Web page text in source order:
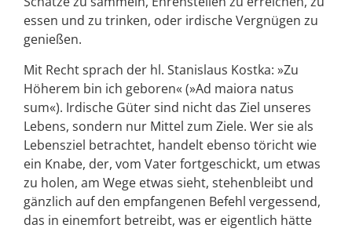
essen und zu trinken, oder irdische Vergnügen zu
genießen.
Mit Recht sprach der hl. Stanislaus Kostka: »Zu
Höherem bin ich geboren« (»Ad maiora natus
sum«). Irdische Güter sind nicht das Ziel unseres
Lebens, sondern nur Mittel zum Ziele. Wer sie als
Lebensziel betrachtet, handelt ebenso töricht wie
ein Knabe, der, vom Vater fortgeschickt, um etwas
zu holen, am Wege etwas sieht, stehenbleibt und
gänzlich auf den empfangenen Befehl vergessend,
das in einemfort betreibt, was er eigentlich hätte